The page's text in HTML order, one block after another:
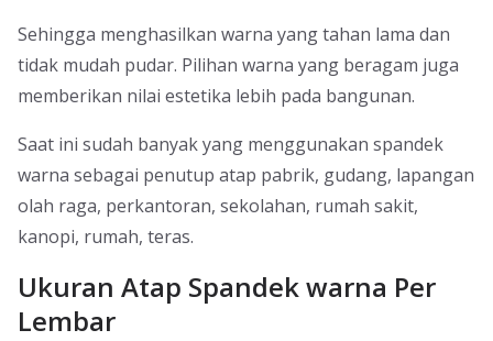
Sehingga menghasilkan warna yang tahan lama dan
tidak mudah pudar. Pilihan warna yang beragam juga
memberikan nilai estetika lebih pada bangunan.
Saat ini sudah banyak yang menggunakan spandek
warna sebagai penutup atap pabrik, gudang, lapangan
olah raga, perkantoran, sekolahan, rumah sakit,
kanopi, rumah, teras.
Ukuran Atap Spandek warna Per
Lembar